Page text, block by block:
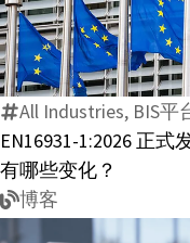
All Industries, BIS平
EN16931-1:2026 正
有哪些变化？
博客